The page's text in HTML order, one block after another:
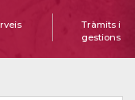
Tràmits i
gestions